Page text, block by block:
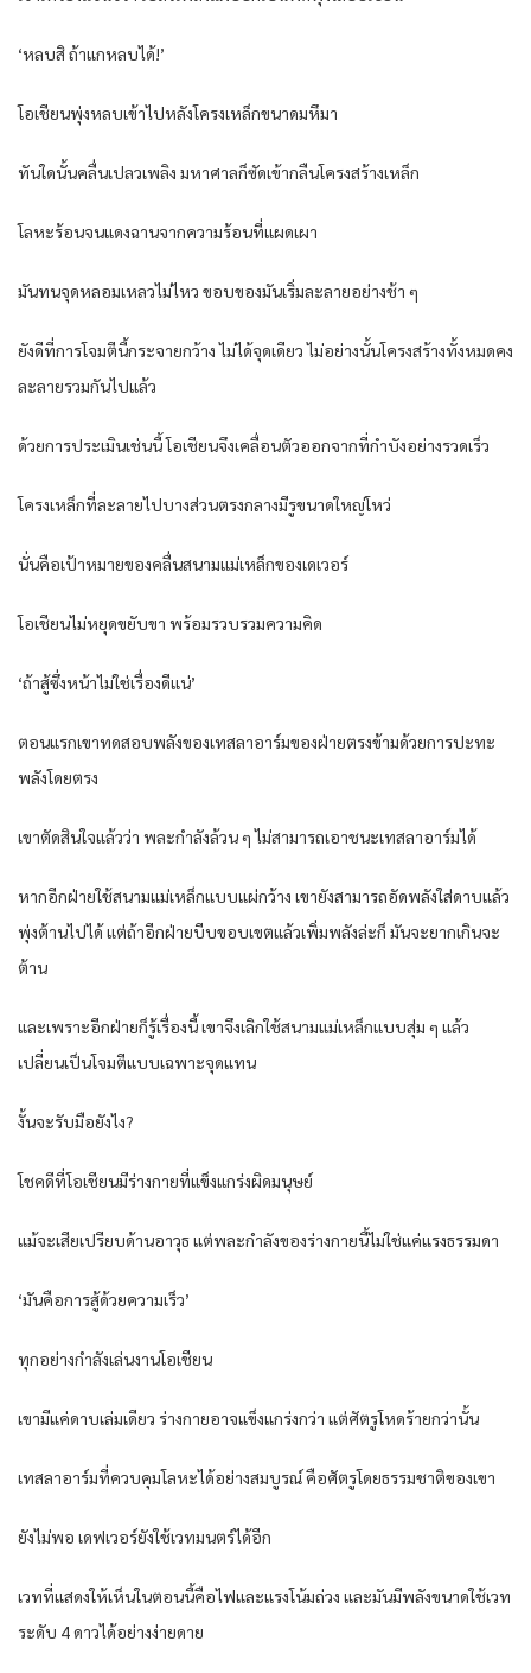
‘หลบสิ ถ้าแกหลบได้!’
โอเชียนพุ่งหลบเข้าไปหลังโครงเหล็กขนาดมหึมา
ทันใดนั้นคลื่นเปลวเพลิง มหาศาลก็ซัดเข้ากลืนโครงสร้างเหล็ก
โลหะร้อนจนแดงฉานจากความร้อนที่แผดเผา
มันทนจุดหลอมเหลวไม่ไหว ขอบของมันเริ่มละลายอย่างช้า ๆ
ยังดีที่การโจมตีนี้กระจายกว้าง ไม่ได้จุดเดียว ไม่อย่างนั้นโครงสร้างทั้งหมดคง
ละลายรวมกันไปแล้ว
ด้วยการประเมินเช่นนี้ โอเชียนจึงเคลื่อนตัวออกจากที่กำบังอย่างรวดเร็ว
โครงเหล็กที่ละลายไปบางส่วนตรงกลางมีรูขนาดใหญ่โหว่
นั่นคือเป้าหมายของคลื่นสนามแม่เหล็กของเดเวอร์
โอเชียนไม่หยุดขยับขา พร้อมรวบรวมความคิด
‘ถ้าสู้ซึ่งหน้าไม่ใช่เรื่องดีแน่’
ตอนแรกเขาทดสอบพลังของเทสลาอาร์มของฝ่ายตรงข้ามด้วยการปะทะ
พลังโดยตรง
เขาตัดสินใจแล้วว่า พละกำลังล้วน ๆ ไม่สามารถเอาชนะเทสลาอาร์มได้
หากอีกฝ่ายใช้สนามแม่เหล็กแบบแผ่กว้าง เขายังสามารถอัดพลังใส่ดาบแล้ว
พุ่งต้านไปได้ แต่ถ้าอีกฝ่ายบีบขอบเขตแล้วเพิ่มพลังล่ะก็ มันจะยากเกินจะ
ต้าน
และเพราะอีกฝ่ายก็รู้เรื่องนี้ เขาจึงเลิกใช้สนามแม่เหล็กแบบสุ่ม ๆ แล้ว
เปลี่ยนเป็นโจมตีแบบเฉพาะจุดแทน
งั้นจะรับมือยังไง?
โชคดีที่โอเชียนมีร่างกายที่แข็งแกร่งผิดมนุษย์
แม้จะเสียเปรียบด้านอาวุธ แต่พละกำลังของร่างกายนี้ไม่ใช่แค่แรงธรรมดา
‘มันคือการสู้ด้วยความเร็ว’
ทุกอย่างกำลังเล่นงานโอเชียน
เขามีแค่ดาบเล่มเดียว ร่างกายอาจแข็งแกร่งกว่า แต่ศัตรูโหดร้ายกว่านั้น
เทสลาอาร์มที่ควบคุมโลหะได้อย่างสมบูรณ์ คือศัตรูโดยธรรมชาติของเขา
ยังไม่พอ เดฟเวอร์ยังใช้เวทมนตร์ได้อีก
เวทที่แสดงให้เห็นในตอนนี้คือไฟและแรงโน้มถ่วง และมันมีพลังขนาดใช้เวท
ระดับ 4 ดาวได้อย่างง่ายดาย